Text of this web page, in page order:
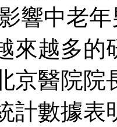
響中老
來越多的
京醫院院
計數據表